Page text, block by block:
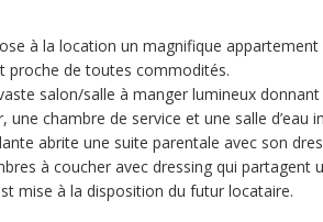
à la location un magnifique
proche de toutes commodités.
salon/salle à manger lumineux
une chambre de service et une salle d’eau
abrite une suite parentale avec son
à coucher avec dressing qui partagent
mise à la disposition du futur locataire.